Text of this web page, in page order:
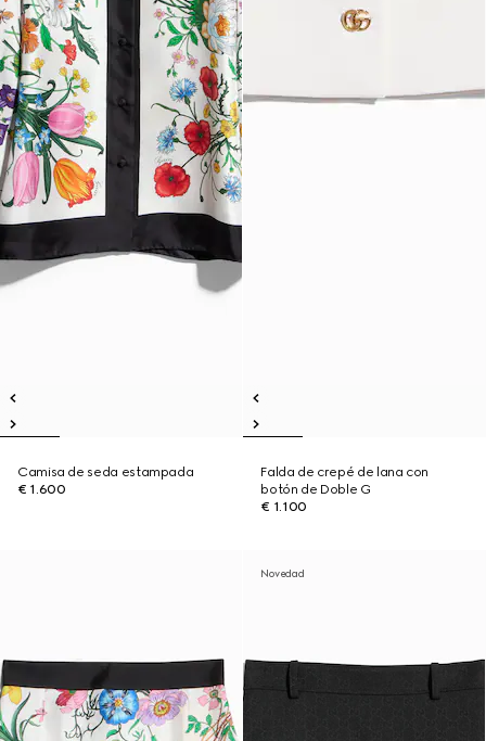
Camisa de seda estampada
€ 1.600
Falda de crepé de lana con
botón de Doble G
€ 1.100
Novedad